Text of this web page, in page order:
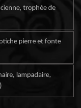
trophée de
pierre et fonte
lampadaire,